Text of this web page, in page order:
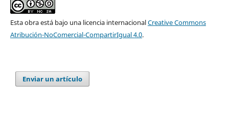
Esta obra está bajo una licencia internacionalCreative Commons
Atribución-NoComercial-CompartirIgual 4.0.
Enviar un artículo